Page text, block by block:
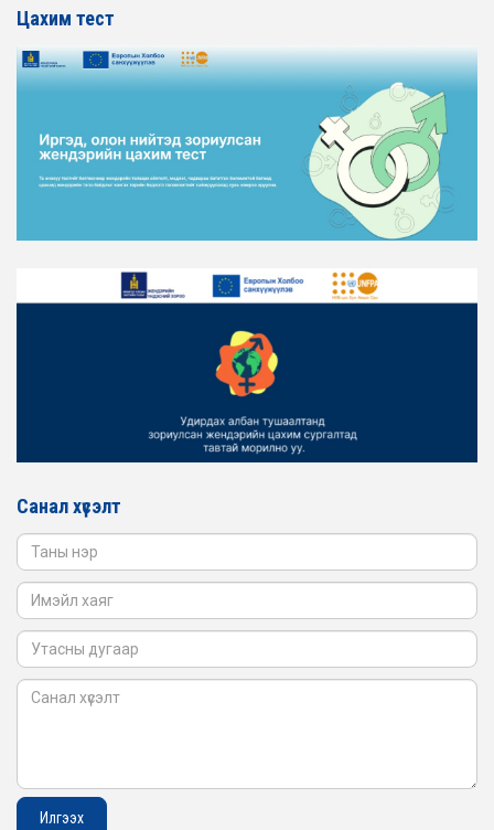
ЖЕНДЭРИЙН ҮНДЭСНИЙ ХОРООНЫ АЖЛЫН АЛБАНЫ
ТӨЛӨӨЛӨЛ ХОТ БАЙГУУЛАЛТ, БАРИЛГА, ОРОН
СУУЦЖУУЛАЛТЫН ЯАМАНД АЖИЛЛАВ
2026-02-16
ЖЕНДЭРИЙН ЭРХ ТЭГШ БАЙДЛЫГ ХАНГАХ ҮЙЛ
АЖИЛЛАГААГ ЭРЧИМЖҮҮЛЭХ САРЫН ХУВААРЬТАЙ
2026-02-16
ТӨЛӨӨЛӨЛ ЗАМ ТЭЭВРИЙН ЯАМАНД АЖИЛЛАВ
ЖЕНДЭРИЙН ҮНДЭСНИЙ ХОРООНЫ АЖЛЫН АЛБАНЫ
ТӨЛӨӨЛӨЛ БАТЛАН ХАМГААЛАХ ЯАМАНД
Цахим тест
Санал хүсэлт